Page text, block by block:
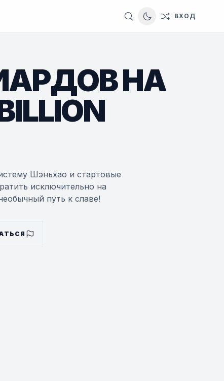
Switch to dark
ВХОД
НА
Шэньхао и стартовые
исключительно на
путь к славе!